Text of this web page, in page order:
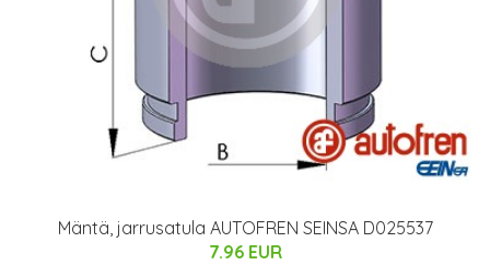
Mäntä, jarrusatula AUTOFREN SEINSA D025537
7.96 EUR